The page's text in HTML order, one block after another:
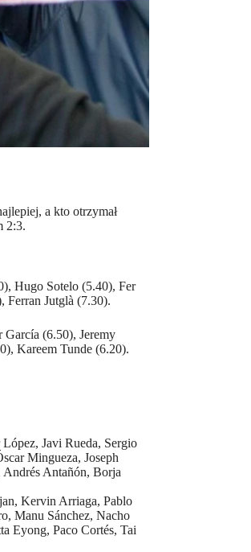
a kto otrzymał
2:3.
Hugo Sotelo (5.40), Fer
Ferran Jutglà (7.30).
(6.50), Jeremy
Kareem Tunde (6.20).
Javi Rueda, Sergio
Mingueza, Joseph
Antañón, Borja
Kervin Arriaga, Pablo
Manu Sánchez, Nacho
Eyong, Paco Cortés, Tai